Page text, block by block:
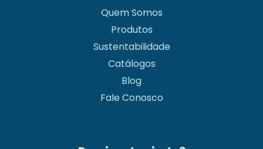
Quem Somos
Produtos
Sustentabilidade
Catálogos
Blog
Fale Conosco